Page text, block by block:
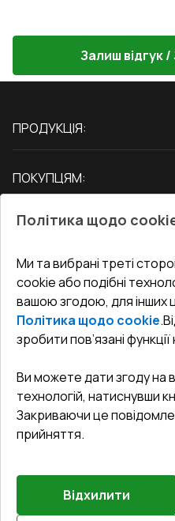
Залиш відгук
ПРОДУКЦІЯ:
Двері
ПОКУПЦЯМ:
Блог
Адреса гіпермаркета
Як правильно заміряти
СЕРВІС ТА
Доставка і Оплата
Гарантія та Сервіс
Повернення товару
Договір публічної оферти
КОНТАКТИ
Офіс:Україна, м.
undefined(undefined)
©2026 Всі
Політика щодо
Ми та вибрані треті
cookie або подібні
вашою згодою, для інших
Політика щодо cookie.
зробити пов’язані
Ви можете дати згоду на
технологій, натиснувши
Закриваючи це
прийняття.
Відхилити